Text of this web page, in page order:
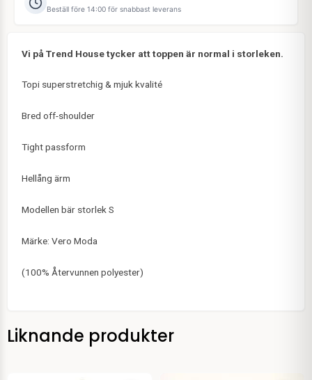
Beställ före 14:00 för snabbast leverans
Vi på Trend House tycker att toppen är normal i storleken.
Topi superstretchig & mjuk kvalité
Bred off-shoulder
Tight passform
Hellång ärm
Modellen bär storlek S
Märke: Vero Moda
(100% Återvunnen polyester)
Liknande produkter